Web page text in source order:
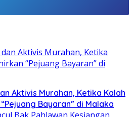
Aktivis Murahan, Ketika Kalah
Bayaran” di Malaka